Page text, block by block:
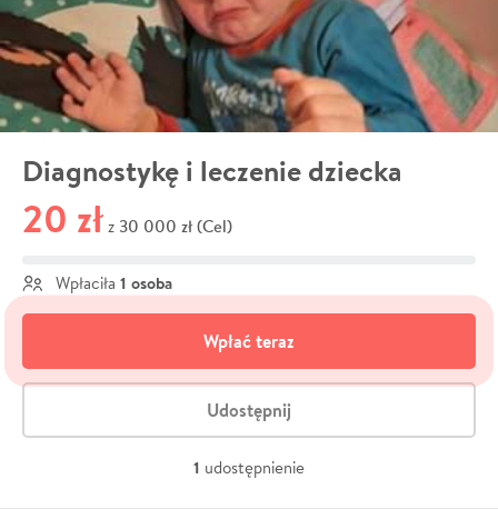
Diagnostykę i leczenie dziecka
20 zł z 30 000 zł (Cel)
Wpłaciła 1 osoba
Wpłać teraz
Udostępnij
1 udostępnienie